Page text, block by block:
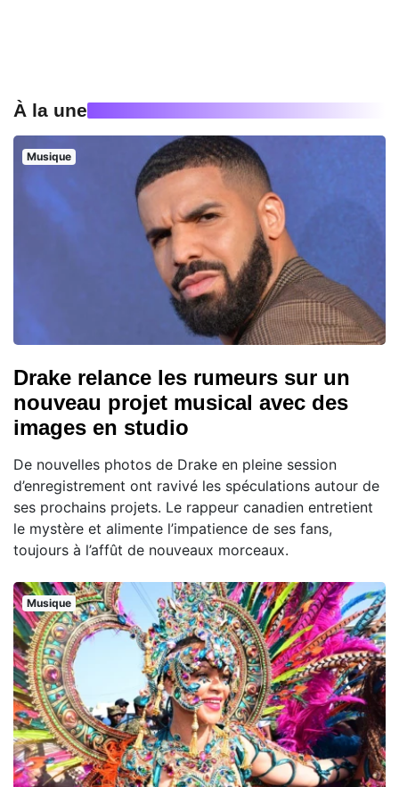
À la une
Musique
Drake relance les rumeurs sur un
nouveau projet musical avec des
images en studio
De nouvelles photos de Drake en pleine session
d’enregistrement ont ravivé les spéculations autour de
ses prochains projets. Le rappeur canadien entretient
le mystère et alimente l’impatience de ses fans,
toujours à l’affût de nouveaux morceaux.
Musique